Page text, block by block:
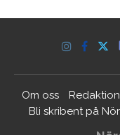
Om oss
Bli skribent på